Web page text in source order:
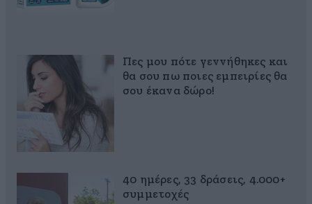
Πες μου πότε γεννήθηκες και
θα σου πω ποιες εμπειρίες θα
σου έκανα δώρο!
40 ημέρες, 33 δράσεις, 4.000+
συμμετοχές